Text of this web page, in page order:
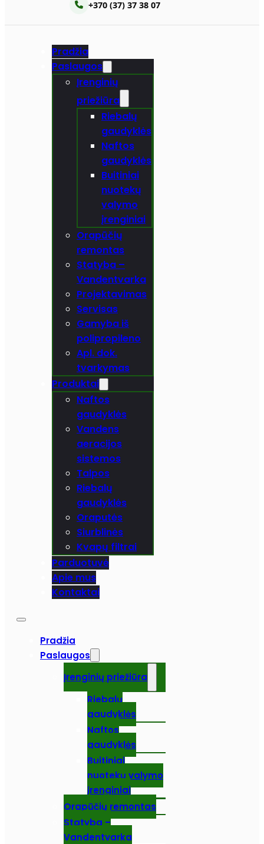
+370 (37) 37 38 07
Pradžia
Paslaugos
Įrenginių
priežiūra
Riebalų
gaudyklės
Naftos
gaudyklės
Buitiniai
nuotekų
valymo
įrenginiai
Orapūčių
remontas
Statyba –
Vandentvarka
Projektavimas
Servisas
Gamyba iš
polipropileno
Apl. dok.
tvarkymas
Produktai
Naftos
gaudyklės
Vandens
aeracijos
sistemos
Talpos
Riebalų
gaudyklės
Oraputės
Siurblinės
Kvapų filtrai
Parduotuvė
Apie mus
Kontaktai
Pradžia
Paslaugos
Įrenginių priežiūra
Riebalų
gaudyklės
Naftos
gaudyklės
Buitiniai
nuotekų valymo
įrenginiai
Orapūčių remontas
Statyba –
Vandentvarka